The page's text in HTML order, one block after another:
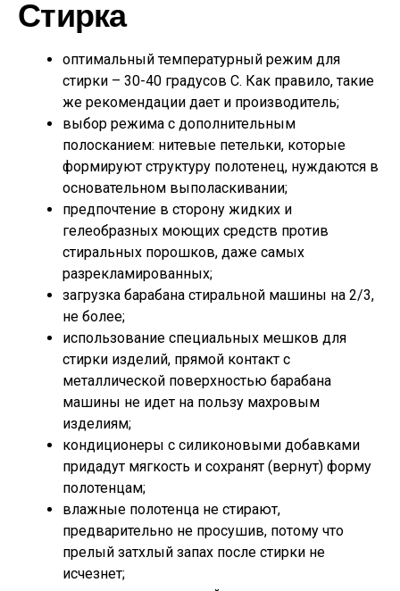
Стирка
оптимальный температурный режим для
стирки – 30-40 градусов С. Как правило, такие
же рекомендации дает и производитель;
выбор режима с дополнительным
полосканием: нитевые петельки, которые
формируют структуру полотенец, нуждаются в
основательном выполаскивании;
предпочтение в сторону жидких и
гелеобразных моющих средств против
стиральных порошков, даже самых
разрекламированных;
загрузка барабана стиральной машины на 2/3,
не более;
использование специальных мешков для
стирки изделий, прямой контакт с
металлической поверхностью барабана
машины не идет на пользу махровым
изделиям;
кондиционеры с силиконовыми добавками
придадут мягкость и сохранят (вернут) форму
полотенцам;
влажные полотенца не стирают,
предварительно не просушив, потому что
прелый затхлый запах после стирки не
исчезнет;